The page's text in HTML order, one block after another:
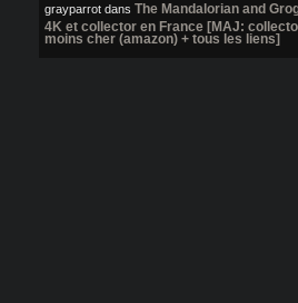
grayparrot dans The Mandalorian and
4K et collector en France [MAJ:
moins cher (amazon) + tous les liens]